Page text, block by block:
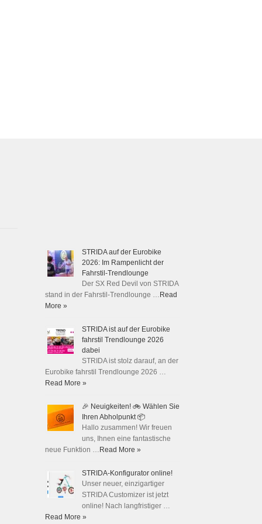
STRIDA auf der Eurobike
2026: Im Rampenlicht der
Fahrstil-Trendlounge
Der SX Red Devil von STRIDA
stand in der Fahrstil-Trendlounge … Read
More »
STRIDA ist auf der Eurobike
fahrstil Trendlounge 2026
dabei
STRIDA ist stolz darauf, an der
Eurobike fahrstil Trendlounge 2026 …
Read More »
🎉 Neuigkeiten! 🚲 Wählen Sie
Ihren Abholpunkt 📦
Hallo zusammen! Wir freuen
uns, Ihnen eine fantastische
neue Funktion … Read More »
STRIDA-Konfigurator online!
Unser neuer, einzigartiger
STRIDA Customizer ist jetzt
online! Nach langfristiger …
Read More »